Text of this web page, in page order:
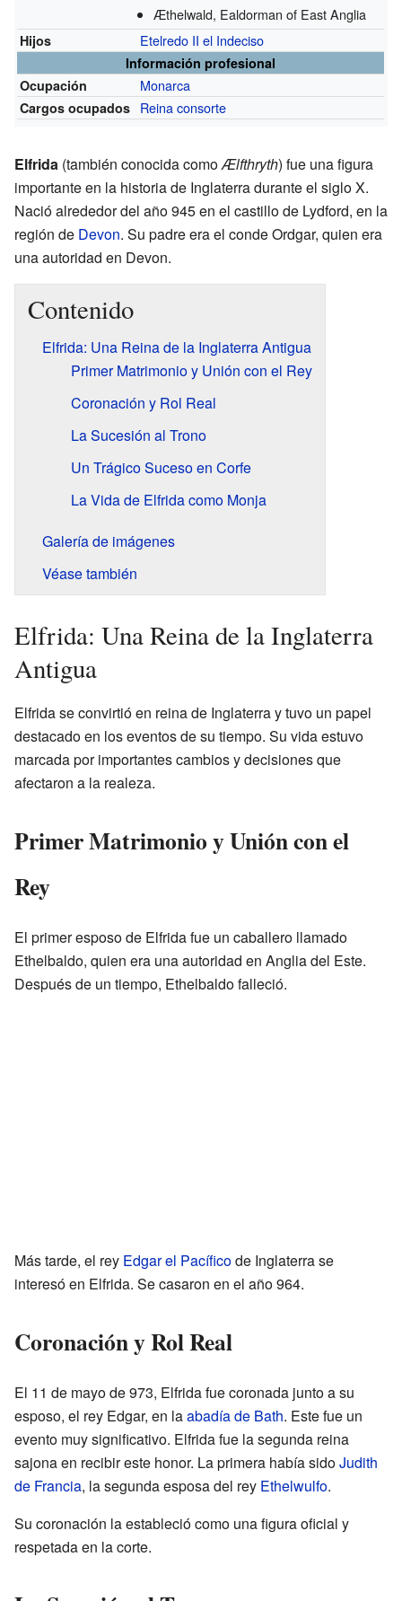
Æthelwald, Ealdorman of East Anglia
Hijos Etelredo II el Indeciso
Información profesional
Ocupación
Monarca
Cargos ocupados Reina consorte
Elfrida (también conocida comoÆlfthryth) fue una figura
importante en la historia de Inglaterra durante el siglo X.
Nació alrededor del año 945 en el castillo de Lydford, en la
región de Devon. Su padre era el conde Ordgar, quien era
una autoridad en Devon.
Contenido
Elfrida: Una Reina de la Inglaterra Antigua
Primer Matrimonio y Unión con el Rey
Coronación y Rol Real
La Sucesión al Trono
Un Trágico Suceso en Corfe
La Vida de Elfrida como Monja
Galería de imágenes
Véase también
Elfrida: Una Reina de la Inglaterra
Antigua
Elfrida se convirtió en reina de Inglaterra y tuvo un papel
destacado en los eventos de su tiempo. Su vida estuvo
marcada por importantes cambios y decisiones que
afectaron a la realeza.
Primer Matrimonio y Unión con el
Rey
El primer esposo de Elfrida fue un caballero llamado
Ethelbaldo, quien era una autoridad en Anglia del Este.
Después de un tiempo, Ethelbaldo falleció.
Más tarde, el rey Edgar el Pacíficode Inglaterra se
interesó en Elfrida. Se casaron en el año 964.
Coronación y Rol Real
El 11 de mayo de 973, Elfrida fue coronada junto a su
esposo, el rey Edgar, en laabadía de Bath. Este fue un
evento muy significativo. Elfrida fue la segunda reina
sajona en recibir este honor. La primera había sidoJudith
de Francia, la segunda esposa del rey Ethelwulfo.
Su coronación la estableció como una figura oficial y
respetada en la corte.